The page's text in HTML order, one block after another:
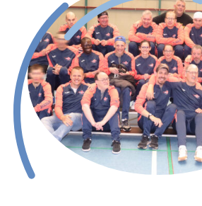
Horticulture de vous proposer le
semaines de travail.